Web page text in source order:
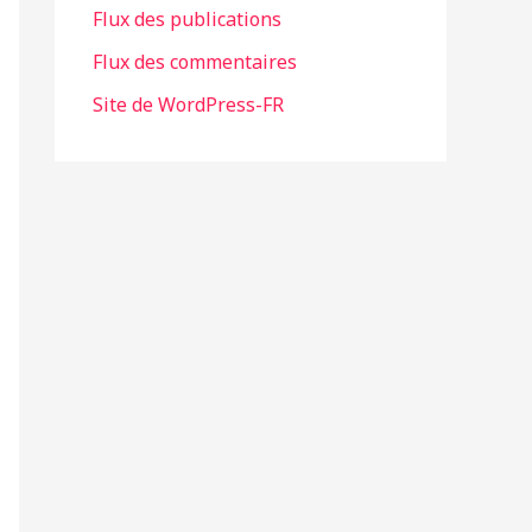
s
Flux des publications
Flux des commentaires
Site de WordPress-FR